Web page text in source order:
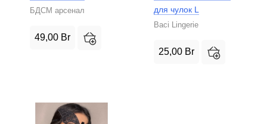
БДСМ арсенал
49,00 Br
для чулок L
Baci Lingerie
25,00 Br